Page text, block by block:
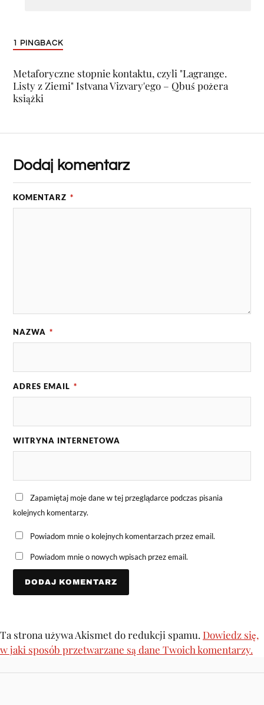
1 PINGBACK
Metaforyczne stopnie kontaktu, czyli "Lagrange.
Listy z Ziemi" Istvana Vizvary'ego – Qbuś pożera
książki
Dodaj komentarz
KOMENTARZ *
NAZWA *
ADRES EMAIL *
WITRYNA INTERNETOWA
Zapamiętaj moje dane w tej przeglądarce podczas pisania
kolejnych komentarzy.
Powiadom mnie o kolejnych komentarzach przez email.
Powiadom mnie o nowych wpisach przez email.
Ta strona używa Akismet do redukcji spamu. Dowiedz się,
w jaki sposób przetwarzane są dane Twoich komentarzy.